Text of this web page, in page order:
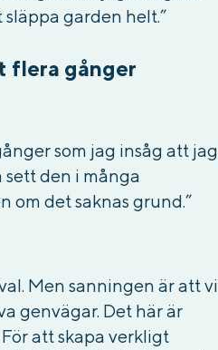
garden helt.”
flera gånger
som jag insåg att jag
den i många
om det saknas grund.”
Men sanningen är att vi
genvägar. Det här är
För att skapa verkligt